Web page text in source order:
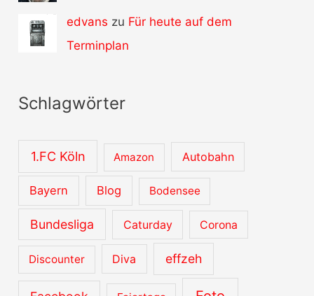
edvans zu Für heute auf dem
Terminplan
Schlagwörter
1.FC Köln Amazon Autobahn
Bayern Blog Bodensee
Bundesliga Caturday Corona
Discounter Diva effzeh